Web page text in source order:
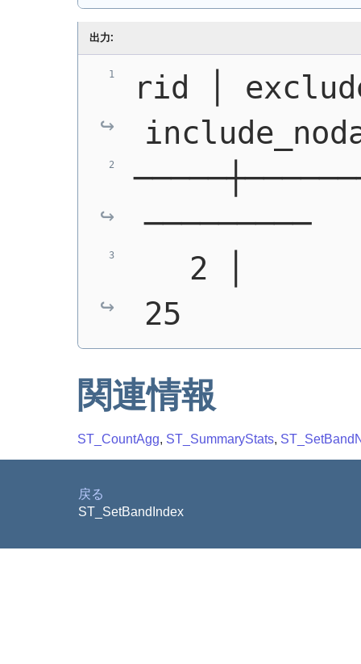
出力:
rid │
─────────
2 │
25
関連情報
ST_CountAgg, ST_SummaryStats,
戻る
ST_SetBandIndex